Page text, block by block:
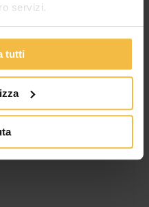
servizi.
tutti
DI CREMONA
CRESCE IL
REDDITIVITÀ E
fiducia nel percorso di
produzione a oltre 340